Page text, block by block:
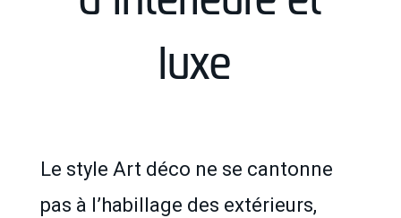
luxe
Le style Art déco ne se cantonne
pas à l’habillage des extérieurs,